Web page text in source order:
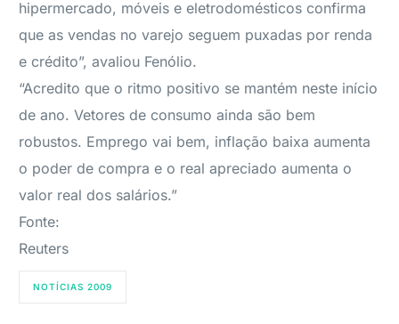
hipermercado, móveis e eletrodomésticos confirma
que as vendas no varejo seguem puxadas por renda
e crédito”, avaliou Fenólio.
“Acredito que o ritmo positivo se mantém neste início
de ano. Vetores de consumo ainda são bem
robustos. Emprego vai bem, inflação baixa aumenta
o poder de compra e o real apreciado aumenta o
valor real dos salários.”
Fonte:
Reuters
NOTÍCIAS 2009